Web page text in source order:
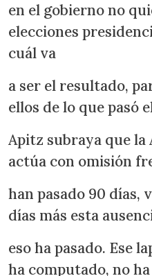
en el gobierno no
elecciones
cuál va
a ser el resultado,
ellos de lo que pasó
Apitz subraya que la
actúa con omisión
han pasado 90 días,
días más esta
eso ha pasado. Ese
ha computado, no